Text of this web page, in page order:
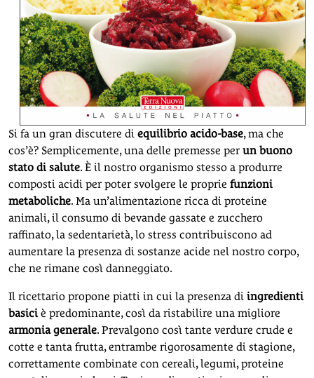
Si fa un gran discutere di equilibrio acido-base, ma che
cos’è? Semplicemente, una delle premesse perun buono
stato di salute. È il nostro organismo stesso a produrre
composti acidi per poter svolgere le proprie funzioni
metaboliche. Ma un’alimentazione ricca di proteine
animali, il consumo di bevande gassate e zucchero
raffinato, la sedentarietà, lo stress contribuiscono ad
aumentare la presenza di sostanze acide nel nostro corpo,
che ne rimane così danneggiato.
Il ricettario propone piatti in cui la presenza di ingredienti
basici è predominante, così da ristabilire una migliore
armonia generale. Prevalgono così tante verdure crude e
cotte e tanta frutta, entrambe rigorosamente di stagione,
correttamente combinate con cereali, legumi, proteine